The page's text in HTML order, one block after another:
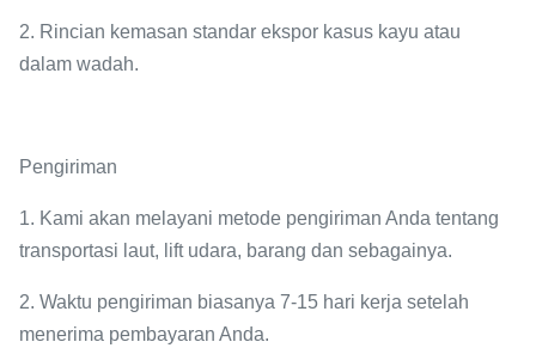
2. Rincian kemasan standar ekspor kasus kayu atau
dalam wadah.
Pengiriman
1. Kami akan melayani metode pengiriman Anda tentang
transportasi laut, lift udara, barang dan sebagainya.
2. Waktu pengiriman biasanya 7-15 hari kerja setelah
menerima pembayaran Anda.